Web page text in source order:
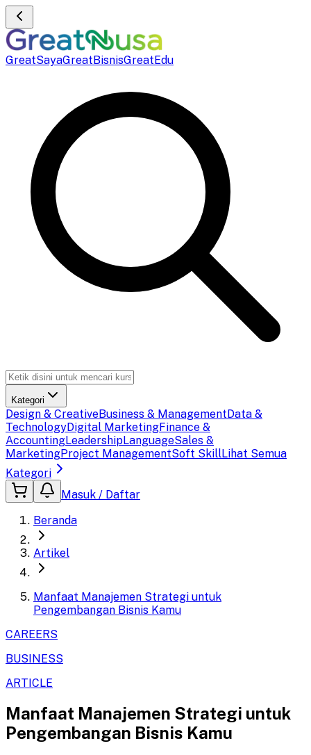
GreatSayaGreatBisnisGreatEdu
Kategori
Design & CreativeBusiness & ManagementData &
TechnologyDigital MarketingFinance &
AccountingLeadershipLanguageSales &
MarketingProject ManagementSoft SkillLihat Semua
Kategori
Masuk / Daftar
Beranda
Artikel
Manfaat Manajemen Strategi untuk
Pengembangan Bisnis Kamu
CAREERS
BUSINESS
ARTICLE
Manfaat Manajemen Strategi untuk
Pengembangan Bisnis Kamu